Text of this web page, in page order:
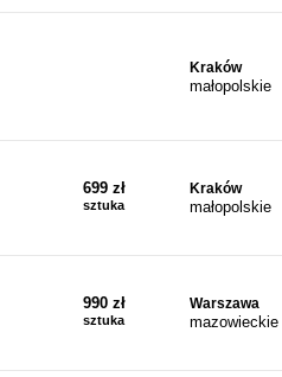
Kraków
małopolskie
699 zł
sztuka
Kraków
małopolskie
990 zł
sztuka
Warszawa
mazowieckie